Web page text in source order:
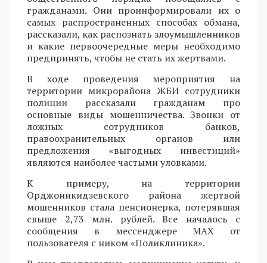
гражданами. Они проинформировали их о
самых распространенных способах обмана,
рассказали, как распознать злоумышленников
и какие первоочередные меры необходимо
предпринять, чтобы не стать их жертвами.
В ходе проведения мероприятия на
территории микрорайона ЖБИ сотрудники
полиции рассказали гражданам про
основные виды мошенничества. Звонки от
ложных сотрудников банков,
правоохранительных органов или
предложения «выгодных инвестиций»
являются наиболее частыми уловками.
К примеру, на территории
Орджоникидзевского района жертвой
мошенников стала пенсионерка, потерявшая
свыше 2,73 млн. рублей. Все началось с
сообщения в мессенджере MAX от
пользователя с ником «Поликлиника».